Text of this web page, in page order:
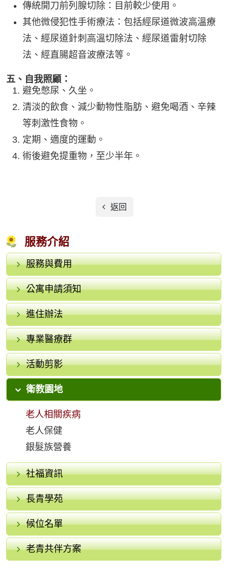
傳統開刀前列腺切除：目前較少使用。
其他微侵犯性手術療法：包括經尿道微波高溫療
法、經尿道針刺高溫切除法、經尿道雷射切除
法、經直腸超音波療法等。
五、自我照顧：
避免憋尿、久坐。
清淡的飲食、減少動物性脂肪、避免喝酒、辛辣
等刺激性食物。
定期、適度的運動。
術後避免提重物，至少半年。
返回
服務介紹
服務與費用
公寓申請須知
進住辦法
專業醫療群
活動剪影
衛教園地
老人相關疾病
老人保健
銀髮族營養
社福資訊
長青學苑
候位名單
老青共伴方案